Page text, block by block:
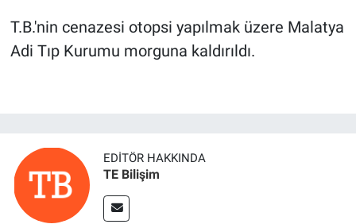
T.B.'nin cenazesi otopsi yapılmak üzere Malatya
Adi Tıp Kurumu morguna kaldırıldı.
EDITÖR HAKKINDA
TE Bilişim